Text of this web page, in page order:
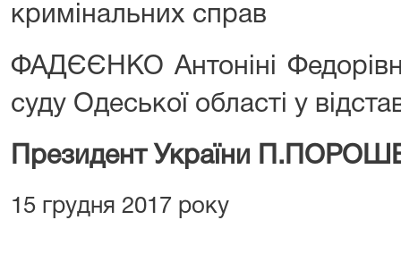
кримінальних справ
ФАДЄЄНКО Антоніні
суду Одеської області у
Президент України
15 грудня 2017 року